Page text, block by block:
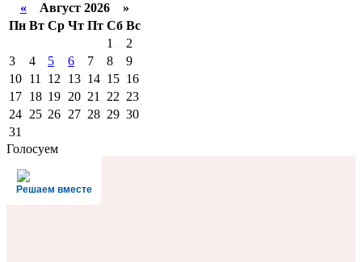
« Август 2026 »
Пн Вт Ср Чт Пт Сб Вс
1
2
3
4 5 6 7 8
9
10 11 12 13 14 15 16
17 18 19 20 21 22 23
24 25 26 27 28 29 30
31
Голосуем
Решаем вместе